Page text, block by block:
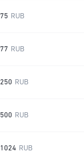
75 RUB
77 RUB
250 RUB
500 RUB
1024 RUB